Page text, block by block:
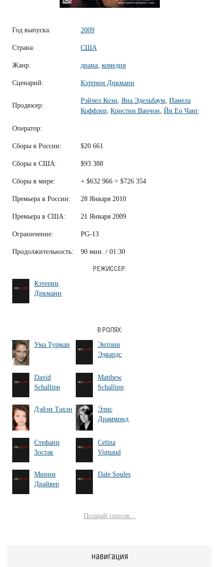
Год выпуска: 2009
Страна: США
Жанр: драма комедия
Сценарий: Кэтерин Дикманн
Продюсер:
Рэйчел Коэн Яна Эдельбаум Памела
Коффлер Кристин Ванчон Йи Ео Чанг
Оператор:
Сборы в России: $20 661
Сборы в США: $93 388
Сборы в мире: + $632 966 = $726 354
Премьера в России: 28 Января 2010
Премьера в США: 21 Января 2009
Ограничение: PG-13
Продолжительность: 90 мин. / 01:30
РЕЖИССЕР:
Кэтерин
Дикманн
В РОЛЯХ:
Ума Турман
Энтони
Эдвардс
David
Schallipp
Matthew
Schallipp
Дэйзи Тахэн
Элис
Драммонд
Стефани
Зостак
Celina
Vignaud
Минни
Драйвер
Dale Soules
Полный список...
навигация